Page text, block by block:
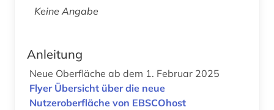
Keine Angabe
Anleitung
Neue Oberfläche ab dem 1. Februar 2025
Flyer Übersicht über die neue
Nutzeroberfläche von EBSCOhost